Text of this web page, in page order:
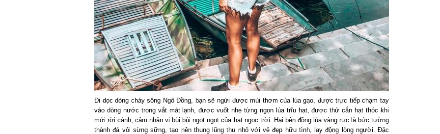
Đi dọc dòng chảy sông Ngô Đồng, bạn sẽ ngửi được mùi thơm của lúa gạo, được trực tiếp chạm tay
vào dòng nước trong vắt mát lạnh, được vuốt nhẹ từng ngọn lúa trĩu hạt, được thử cắn hạt thóc khi
mới rời cành, cảm nhận vị bùi bùi ngọt ngọt của hạt ngọc trời. Hai bên đồng lúa vàng rực là bức tường
thành đá vôi sừng sững, tạo nên thung lũng thu nhỏ với vẻ đẹp hữu tình, lay động lòng người. Đặc